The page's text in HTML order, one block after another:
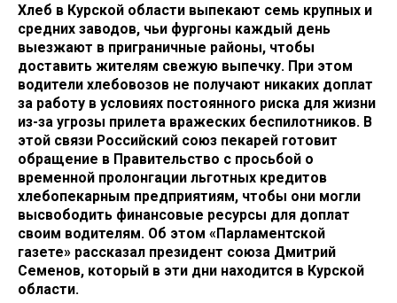
Хлеб в Курской области выпекают семь крупных и
средних заводов, чьи фургоны каждый день
выезжают в приграничные районы, чтобы
доставить жителям свежую выпечку. При этом
водители хлебовозов не получают никаких доплат
за работу в условиях постоянного риска для жизни
из-за угрозы прилета вражеских беспилотников. В
этой связи Российский союз пекарей готовит
обращение в Правительство с просьбой о
временной пролонгации льготных кредитов
хлебопекарным предприятиям, чтобы они могли
высвободить финансовые ресурсы для доплат
своим водителям. Об этом «Парламентской
газете» рассказал президент союза Дмитрий
Семенов, который в эти дни находится в Курской
области.